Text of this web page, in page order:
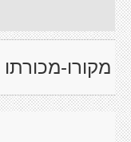
מקורו-מכורתו